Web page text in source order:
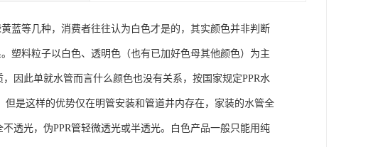
蓝等几种，消费者往往认为白色才是的，其实颜色并非判断
塑料粒子以白色、透明色（也有已加好色母其他颜色）为主
因此单就水管而言什么颜色也没有关系，按国家规定PPR水
是这样的优势仅在明管安装和管道井内存在，家装的水管全
透光，伪PPR管轻微透光或半透光。白色产品一般只能用纯